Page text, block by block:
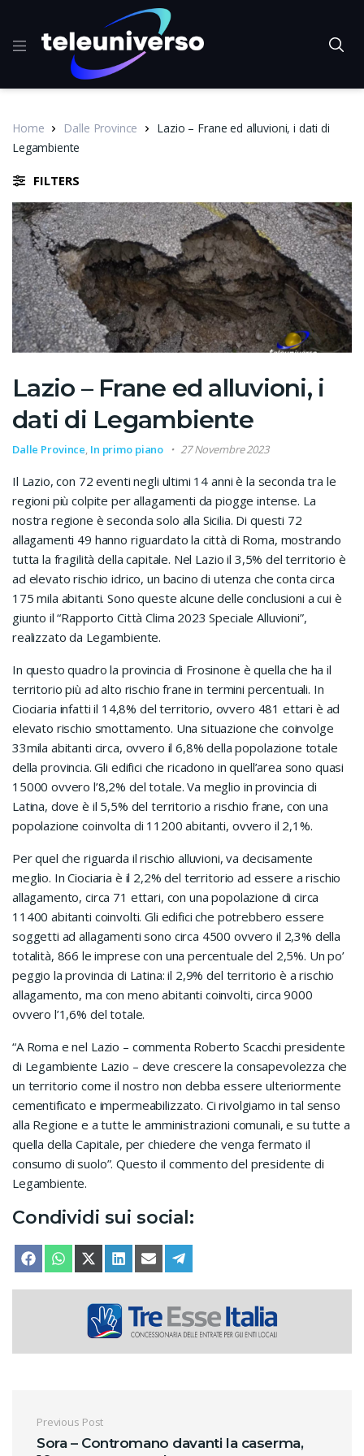
Home Dalle Province
Lazio – Frane ed alluvioni, i dati di
Legambiente
FILTERS
Lazio – Frane ed alluvioni, i
dati di Legambiente
Dalle Province, In primo piano 27 Novembre 2023
Il Lazio, con 72 eventi negli ultimi 14 anni è la seconda tra le
regioni più colpite per allagamenti da piogge intense. La
nostra regione è seconda solo alla Sicilia. Di questi 72
allagamenti 49 hanno riguardato la città di Roma, mostrando
tutta la fragilità della capitale. Nel Lazio il 3,5% del territorio è
ad elevato rischio idrico, un bacino di utenza che conta circa
175 mila abitanti. Sono queste alcune delle conclusioni a cui è
giunto il “Rapporto Città Clima 2023 Speciale Alluvioni”,
realizzato da Legambiente.
In questo quadro la provincia di Frosinone è quella che ha il
territorio più ad alto rischio frane in termini percentuali. In
Ciociaria infatti il 14,8% del territorio, ovvero 481 ettari è ad
elevato rischio smottamento. Una situazione che coinvolge
33mila abitanti circa, ovvero il 6,8% della popolazione totale
della provincia. Gli edifici che ricadono in quell’area sono quasi
15000 ovvero l’8,2% del totale. Va meglio in provincia di
Latina, dove è il 5,5% del territorio a rischio frane, con una
popolazione coinvolta di 11200 abitanti, ovvero il 2,1%.
Per quel che riguarda il rischio alluvioni, va decisamente
meglio. In Ciociaria è il 2,2% del territorio ad essere a rischio
allagamento, circa 71 ettari, con una popolazione di circa
11400 abitanti coinvolti. Gli edifici che potrebbero essere
soggetti ad allagamenti sono circa 4500 ovvero il 2,3% della
totalità, 866 le imprese con una percentuale del 2,5%. Un po’
peggio la provincia di Latina: il 2,9% del territorio è a rischio
allagamento, ma con meno abitanti coinvolti, circa 9000
ovvero l’1,6% del totale.
“A Roma e nel Lazio – commenta Roberto Scacchi presidente
di Legambiente Lazio – deve crescere la consapevolezza che
un territorio come il nostro non debba essere ulteriormente
cementificato e impermeabilizzato. Ci rivolgiamo in tal senso
alla Regione e a tutte le amministrazioni comunali, e su tutte a
quella della Capitale, per chiedere che venga fermato il
consumo di suolo”. Questo il commento del presidente di
Legambiente.
Condividi sui social:
SHARE ON
FACEBOOKSHARE ON
WHATSAPPSHARE ON
X (TWITTER)
SHARE ON
LINKEDINSHARE ON
EMAIL
Navigazione articoli
Previous Post
Sora – Contromano davanti la caserma,